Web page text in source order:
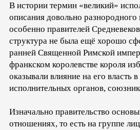
В истории термин «великий»
описания довольно разнородного
особенно правителей
структура не была ещё хорошо
ранней Священной Римской
франкском королевстве короля
оказывали влияние на его власть в
исполнительных органов,
Изначально правительство
отношениях, то есть на группе